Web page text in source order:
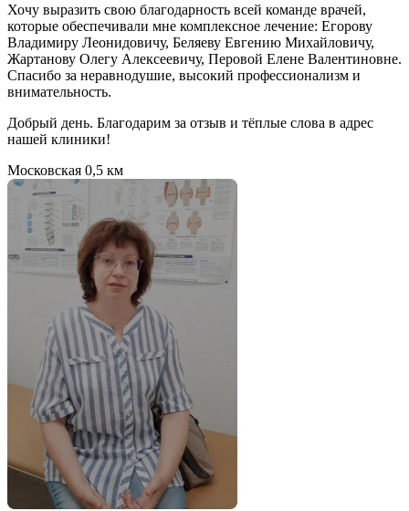
Хочу выразить свою благодарность всей команде врачей,
которые обеспечивали мне комплексное лечение: Егорову
Владимиру Леонидовичу, Беляеву Евгению Михайловичу,
Жартанову Олегу Алексеевичу, Перовой Елене Валентиновне.
Спасибо за неравнодушие, высокий профессионализм и
внимательность.
Добрый день. Благодарим за отзыв и тёплые слова в адрес
нашей клиники!
Московская 0,5 км